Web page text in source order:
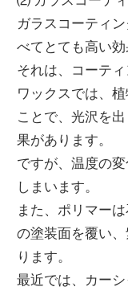
ガラスコーティ
べてとても高い効
それは、コーティ
ワックスでは、
ことで、光沢を
果があります。
ですが、温度の
しまいます。
また、ポリマー
の塗装面を覆い
ります。
最近では、カー